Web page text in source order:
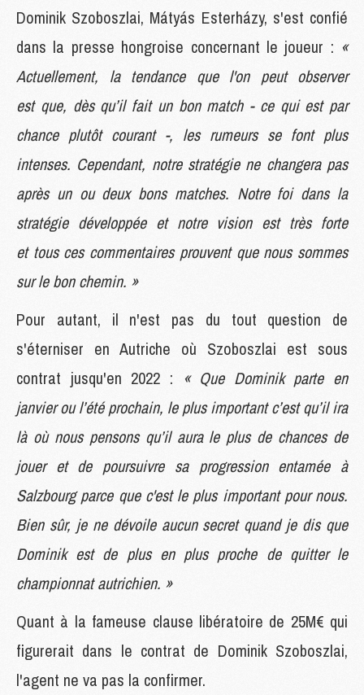
Dominik Szoboszlai, Mátyás Esterházy, s'est confié
dans la presse hongroise concernant le joueur : «
Actuellement, la tendance que l'on peut observer
est que, dès qu’il fait un bon match - ce qui est par
chance plutôt courant -, les rumeurs se font plus
intenses. Cependant, notre stratégie ne changera pas
après un ou deux bons matches. Notre foi dans la
stratégie développée et notre vision est très forte
et tous ces commentaires prouvent que nous sommes
sur le bon chemin. »
Pour autant, il n'est pas du tout question de
s'éterniser en Autriche où Szoboszlai est sous
contrat jusqu'en 2022 : « Que Dominik parte en
janvier ou l’été prochain, le plus important c’est qu’il ira
là où nous pensons qu’il aura le plus de chances de
jouer et de poursuivre sa progression entamée à
Salzbourg parce que c'est le plus important pour nous.
Bien sûr, je ne dévoile aucun secret quand je dis que
Dominik est de plus en plus proche de quitter le
championnat autrichien. »
Quant à la fameuse clause libératoire de 25M€ qui
figurerait dans le contrat de Dominik Szoboszlai,
l'agent ne va pas la confirmer.